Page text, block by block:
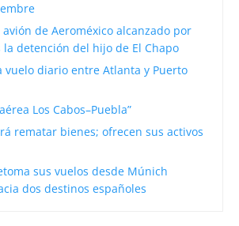
avión de Aeroméxico alcanzado por
detención del hijo de El Chapo
vuelo diario entre Atlanta y Puerto
Los Cabos–Puebla”
rematar bienes; ofrecen sus activos
sus vuelos desde Múnich
dos destinos españoles